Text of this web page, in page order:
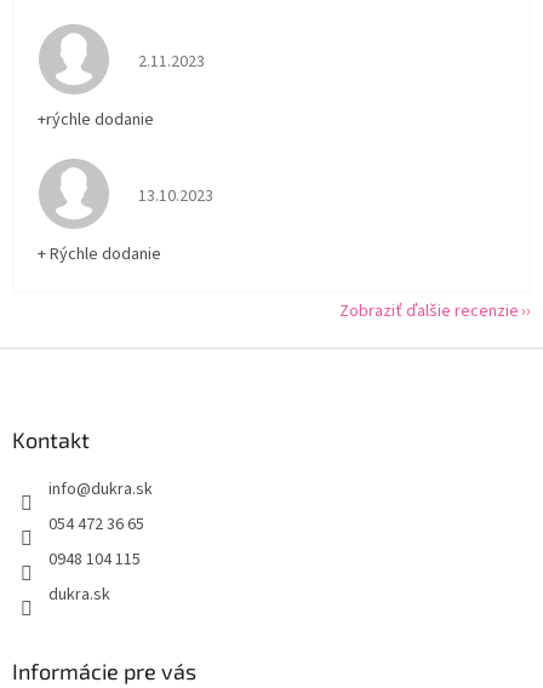
Hodnotenie obchodu je 5 z 5 hviezdičiek.
2.11.2023
+rýchle dodanie
Hodnotenie obchodu je 5 z 5 hviezdičiek.
13.10.2023
+ Rýchle dodanie
Zobraziť ďalšie recenzie
Kontakt
info@dukra.sk
054 472 36 65
0948 104 115
dukra.sk
Informácie pre vás